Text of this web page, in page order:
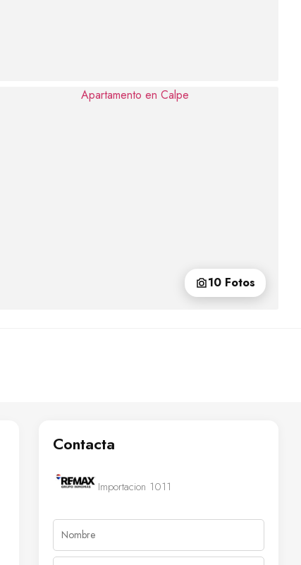
10 Fotos
Contacta
Importacion 1011